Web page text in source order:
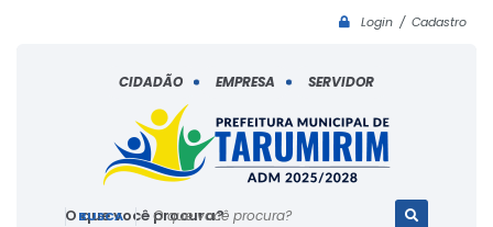
Login / Cadastro
O que você procura?
CIDADÃO EMPRESA SERVIDOR